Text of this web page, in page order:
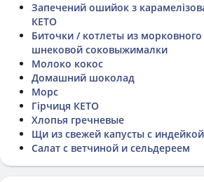
Запечений ошийок з
КЕТО
Биточки / котлеты из
шнековой соковыжималки
Молоко кокос
Домашний шоколад
Морс
Гірчиця КЕТО
Хлопья гречневые
Щи из свежей капусты с индейкой
Салат с ветчиной и сельдереем